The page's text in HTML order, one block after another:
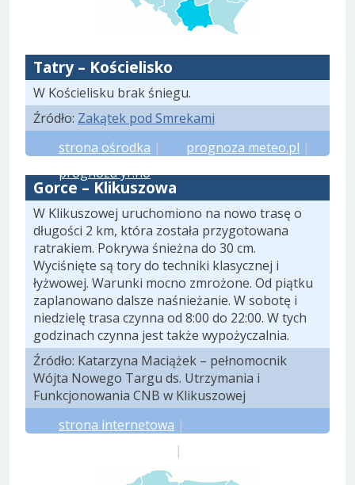
Tatry – Kościelisko
W Kościelisku brak śniegu.
Źródło: Zakątek pod Smrekami
strona ośrodka | prognoza meteo.pl |
prognoza yr.no
Gorce – Klikuszowa
W Klikuszowej uruchomiono na nowo trasę o
długości 2 km, która została przygotowana
ratrakiem. Pokrywa śnieżna do 30 cm.
Wyciśnięte są tory do techniki klasycznej i
łyżwowej. Warunki mocno zmrożone. Od piątku
zaplanowano dalsze naśnieżanie. W sobotę i
niedzielę trasa czynna od 8:00 do 22:00. W tych
godzinach czynna jest także wypożyczalnia.
Źródło: Katarzyna Maciążek – pełnomocnik
Wójta Nowego Targu ds. Utrzymania i
Funkcjonowania CNB w Klikuszowej
strona internetowa |
|